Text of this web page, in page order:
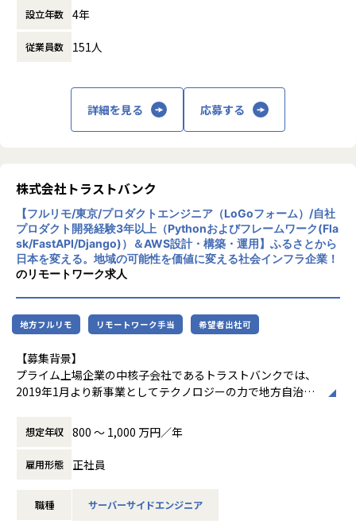
◼️プロダクトの設計思想
るツール」ではありません。
て、回答に応じて深掘りし、得られた情報を構造化し、次の
意思決定に使える形に変換することです。
たとえば、採用面談であれば候補者の経験や価値観を深掘り
し、顧客インタビューであれば課題やニーズを引き出し、業
そのため、AIインタビュアーでは以下を重視しています。
- 自然で違和感のない対話体験
- 目的に応じた質問設計
- 回答内容に応じた深掘り
- 発話内容の構造化・分類・要約
- 複数インタビューの横断分析
- 意思決定に使えるレポート生成
- ユーザーの業務フローに馴染むAI体験
AIプロダクトエンジニアには、AIの出力品質だけでなく、
「ユーザーが本当に使いやすいか」「業務の中で自然に使わ
れるか」まで考えながら、AI体験を磨き込んでいただきま
す。
せします。
前後
時間外労働の有無： 有（月平均20時間～30
設立年数 4年
従業員数 151人
詳細を見る 応募する
株式会社トラストバンク
【フルリモ/東京/プロダクトエンジニア（LoGoフォーム）/自社
プロダクト開発経験3年以上（Pythonおよびフレームワーク(Fla
sk/FastAPI/Django)）＆AWS設計・構築・運用】ふるさとから
日本を変える。地域の可能性を価値に変える社会インフラ企業！
のリモートワーク求人
地方フルリモ リモートワーク手当 希望者出社可
【募集背景】
プライム上場企業の中核子会社であるトラストバンクでは、
2019年1月より新事業としてテクノロジーの力で地方自治体
ク事業を推進しています。
【デジタルの力で行政と地域をアップデートするパブリテッ
ク事業】
適切なデジタル
想定年収 800 〜 1,000 万円／年
雇用形態 正社員
職種 サーバーサイドエンジニア